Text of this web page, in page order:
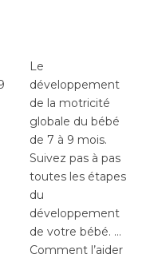
Le
développement
de la motricité
globale du bébé
de 7 à 9 mois.
Suivez pas à pas
toutes les étapes
du
développement
de votre bébé. …
Comment l’aider